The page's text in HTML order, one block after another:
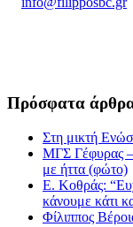
Πρόσφατα
Στη μικτή
ΜΓΣ Γέφυρας –
με ήττα (φώτο)
Ε. Κοθράς:
κάνουμε κάτι
Φίλιππος